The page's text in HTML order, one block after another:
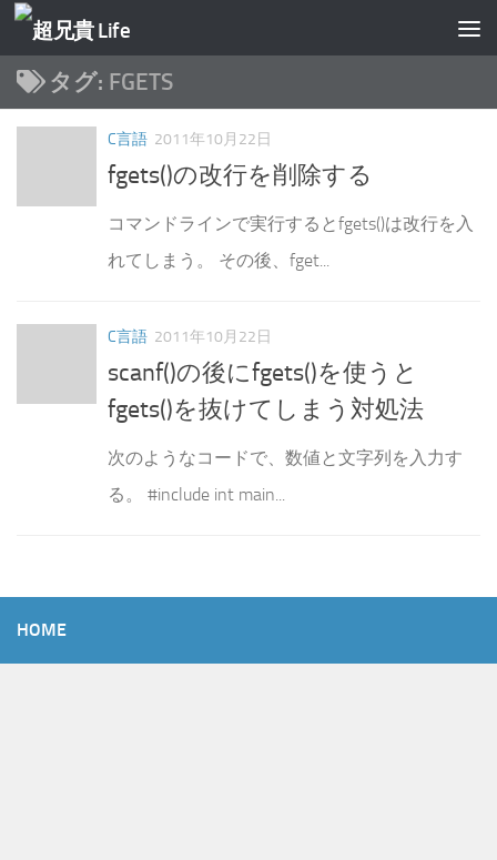
コンテンツへスキップ
タグ: FGETS
C言語 2011年10月22日
fgets()の改行を削除する
コマンドラインで実行するとfgets()は改行を入
れてしまう。 その後、fget...
C言語 2011年10月22日
scanf()の後にfgets()を使うと
fgets()を抜けてしまう対処法
次のようなコードで、数値と文字列を入力す
る。 #include int main...
HOME